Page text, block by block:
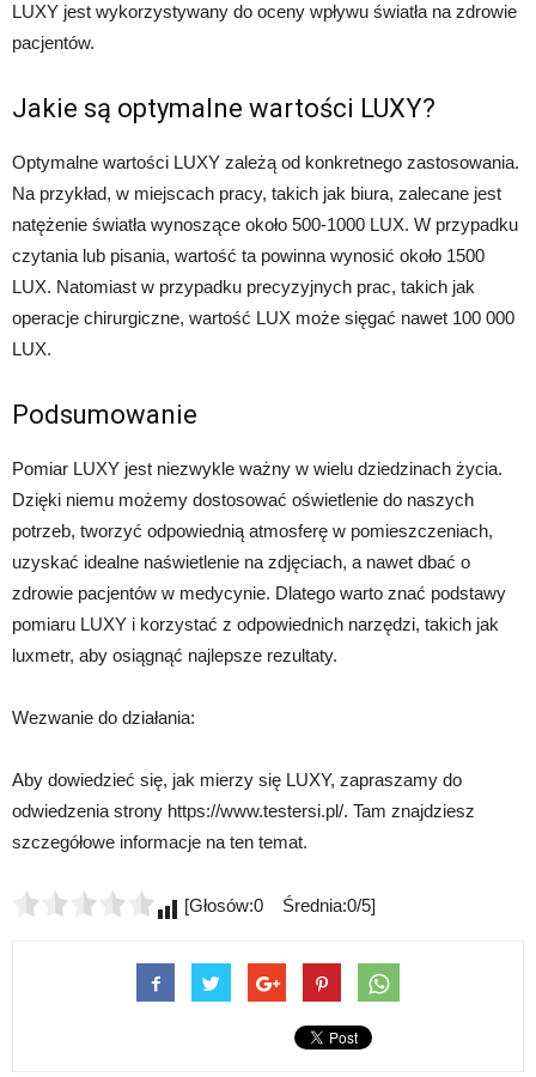
LUXY jest wykorzystywany do oceny wpływu światła na zdrowie
pacjentów.
Jakie są optymalne wartości LUXY?
Optymalne wartości LUXY zależą od konkretnego zastosowania.
Na przykład, w miejscach pracy, takich jak biura, zalecane jest
natężenie światła wynoszące około 500-1000 LUX. W przypadku
czytania lub pisania, wartość ta powinna wynosić około 1500
LUX. Natomiast w przypadku precyzyjnych prac, takich jak
operacje chirurgiczne, wartość LUX może sięgać nawet 100 000
LUX.
Podsumowanie
Pomiar LUXY jest niezwykle ważny w wielu dziedzinach życia.
Dzięki niemu możemy dostosować oświetlenie do naszych
potrzeb, tworzyć odpowiednią atmosferę w pomieszczeniach,
uzyskać idealne naświetlenie na zdjęciach, a nawet dbać o
zdrowie pacjentów w medycynie. Dlatego warto znać podstawy
pomiaru LUXY i korzystać z odpowiednich narzędzi, takich jak
luxmetr, aby osiągnąć najlepsze rezultaty.
Wezwanie do działania:
Aby dowiedzieć się, jak mierzy się LUXY, zapraszamy do
odwiedzenia strony https://www.testersi.pl/. Tam znajdziesz
szczegółowe informacje na ten temat.
[Głosów:0 Średnia:0/5]